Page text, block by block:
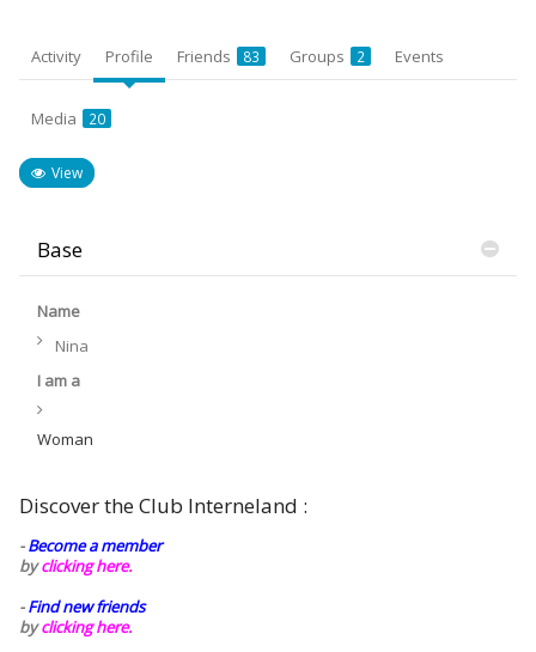
Activity Profile Friends 83 Groups 2 Events
Media 20
View
Base
Name
Nina
I am a
Woman
Discover the Club Interneland :
-Become a member
byclicking here.
-Find new friends
byclicking here.